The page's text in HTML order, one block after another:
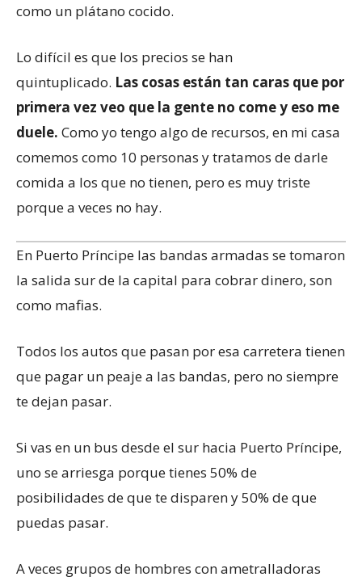
como un plátano cocido.
Lo difícil es que los precios se han
quintuplicado. Las cosas están tan caras que por
primera vez veo que la gente no come y eso me
duele. Como yo tengo algo de recursos, en mi casa
comemos como 10 personas y tratamos de darle
comida a los que no tienen, pero es muy triste
porque a veces no hay.
En Puerto Príncipe las bandas armadas se tomaron
la salida sur de la capital para cobrar dinero, son
como mafias.
Todos los autos que pasan por esa carretera tienen
que pagar un peaje a las bandas, pero no siempre
te dejan pasar.
Si vas en un bus desde el sur hacia Puerto Príncipe,
uno se arriesga porque tienes 50% de
posibilidades de que te disparen y 50% de que
puedas pasar.
A veces grupos de hombres con ametralladoras